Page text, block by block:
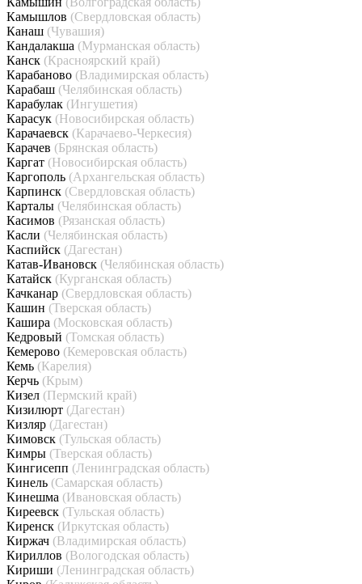
Камышлов (Свердловская область)
Канаш (Чувашия)
Кандалакша (Мурманская область)
Канск (Красноярский край)
Карабаново (Владимирская область)
Карабаш (Челябинская область)
Карабулак (Ингушетия)
Карасук (Новосибирская область)
Карачаевск (Карачаево-Черкесия)
Карачев (Брянская область)
Каргат (Новосибирская область)
Каргополь (Архангельская область)
Карпинск (Свердловская область)
Карталы (Челябинская область)
Касимов (Рязанская область)
Касли (Челябинская область)
Каспийск (Дагестан)
Катав-Ивановск (Челябинская область)
Катайск (Курганская область)
Качканар (Свердловская область)
Кашин (Тверская область)
Кашира (Московская область)
Кедровый (Томская область)
Кемерово (Кемеровская область)
Кемь (Карелия)
Керчь (Крым)
Кизел (Пермский край)
Кизилюрт (Дагестан)
Кизляр (Дагестан)
Кимовск (Тульская область)
Кимры (Тверская область)
Кингисепп (Ленинградская область)
Кинель (Самарская область)
Кинешма (Ивановская область)
Киреевск (Тульская область)
Киренск (Иркутская область)
Киржач (Владимирская область)
Кириллов (Вологодская область)
Кириши (Ленинградская область)